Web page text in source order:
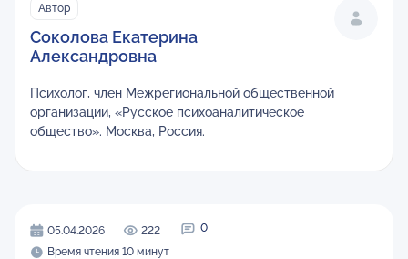
05.04.2026 222
0
Время чтения 10 минут
Автор
Соколова Екатерина
Александровна
Психолог, член Межрегиональной общественной
организации, «Русское психоаналитическое
общество». Москва, Россия.